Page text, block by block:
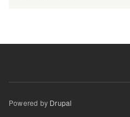
Powered by Drupal